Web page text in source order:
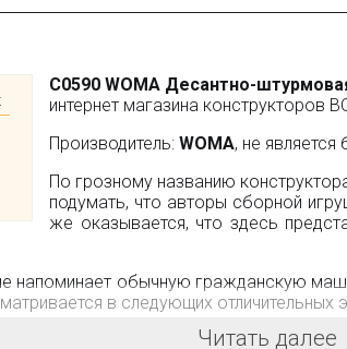
C0590 WOMA Десантно-
интернет магазина конструкторов
Производитель: WOMA, не является
По грозному названию
подумать, что авторы сборной
же оказывается, что здесь
напоминает обычную гражданскую
в следующих отличительных
Читать далее